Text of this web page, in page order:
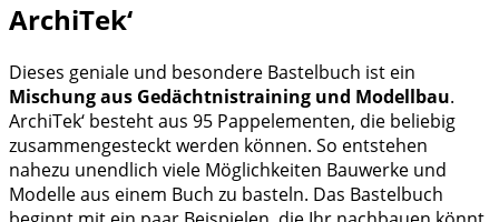
ArchiTek‘
Dieses geniale und besondere Bastelbuch ist ein
Mischung aus Gedächtnistraining und Modellbau.
ArchiTek‘ besteht aus 95 Pappelementen, die beliebig
zusammengesteckt werden können. So entstehen
nahezu unendlich viele Möglichkeiten Bauwerke und
Modelle aus einem Buch zu basteln. Das Bastelbuch